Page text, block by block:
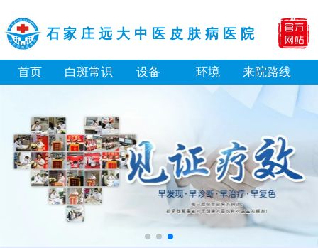
石家庄远大中医皮肤病医院
首页 白斑常识 设备 环境 来院路线
白癜风长期用激素药膏会有副作用吗
伍德灯结果显示亮白色荧光代表什么意思
脸上长了小白点是什么情况